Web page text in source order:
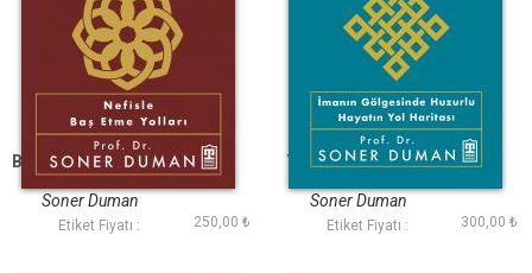
Bir İmtihandır Dünya
Soner Duman
Etiket Fiyatı : 250,00 ₺
Yüklerinden Kurtul
Soner Duman
Etiket Fiyatı : 300,00 ₺